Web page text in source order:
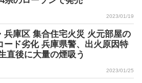
2023/01/19
兵庫区 集合住宅火災 火元部屋の
ード劣化 兵庫県警、出火原因特
直後に大量の煙吸う
2023/01/25